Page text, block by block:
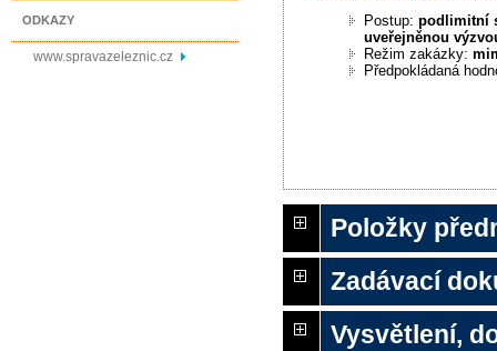
ODKAZY
www.spravazeleznic.cz
Postup:podlimitní
uveřejněnou
Režim zakázky:
Předpokládaná
Položky
Zadávací
Vysvětlení,